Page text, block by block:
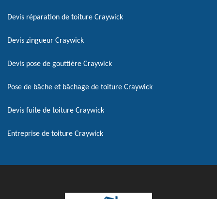
Devis réparation de toiture Craywick
Devis zingueur Craywick
Devis pose de gouttière Craywick
Pose de bâche et bâchage de toiture Craywick
Devis fuite de toiture Craywick
Entreprise de toiture Craywick